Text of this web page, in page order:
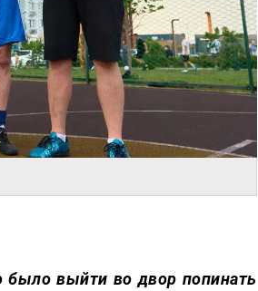
было выйти во двор попинать